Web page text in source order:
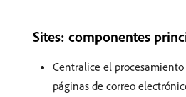
Sites: componentes
Centralice el
páginas de correo